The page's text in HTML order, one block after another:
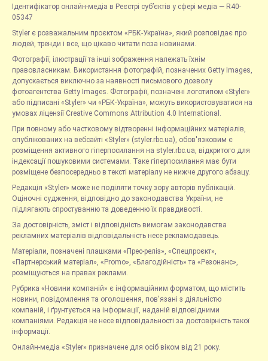
Ідентифікатор онлайн-медіа в Реєстрі суб’єктів у сфері медіа — R40-
05347
Styler є розважальним проєктом «РБК-Україна», який розповідає про
людей, тренди і все, що цікаво читати поза новинами.
Фотографії, ілюстрації та інші зображення належать їхнім
правовласникам. Використання фотографій, позначених Getty Images,
допускається виключно за наявності письмового дозволу
фотоагентства Getty Images. Фотографії, позначені логотипом «Styler»
або підписані «Styler» чи «РБК-Україна», можуть використовуватися на
умовах ліцензії Creative Commons Attribution 4.0 International.
При повному або частковому відтворенні інформаційних матеріалів,
опублікованих на вебсайті «Styler» (styler.rbc.ua), обов'язковим є
розміщення активного гіперпосилання на styler.rbc.ua, відкритого для
індексації пошуковими системами. Таке гіперпосилання має бути
розміщене безпосередньо в тексті матеріалу не нижче другого абзацу.
Редакція «Styler» може не поділяти точку зору авторів публікацій.
Оціночні судження, відповідно до законодавства України, не
підлягають спростуванню та доведенню їх правдивості.
За достовірність, зміст і відповідність вимогам законодавства
рекламних матеріалів відповідальність несе рекламодавець.
Матеріали, позначені плашками «Прес-реліз», «Спецпроєкт»,
«Партнерський матеріал», «Promo», «Благодійність» та «Резонанс»,
розміщуються на правах реклами.
Рубрика «Новини компаній» є інформаційним форматом, що містить
новини, повідомлення та оголошення, пов'язані з діяльністю
компаній, і ґрунтується на інформації, наданій відповідними
компаніями. Редакція не несе відповідальності за достовірність такої
інформації.
Онлайн-медіа «Styler» призначене для осіб віком від 21 року.